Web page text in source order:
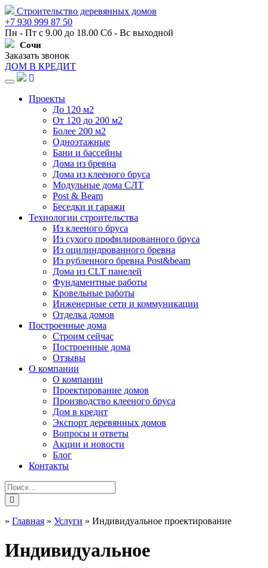
Строительство деревянных домов
+7 930 999 87 50
Пн - Пт с 9.00 до 18.00 Сб - Вс выходной
Сочи
Заказать звонок
ДОМ В КРЕДИТ
Навигация
Проекты
До 120 м2
От 120 до 200 м2
Более 200 м2
Одноэтажные
Бани и бассейны
Дома из бревна
Дома из клееного бруса
Модульные дома СЛТ
Post & Beam
Беседки и гаражи
Технологии строительства
Из клееного бруса
Из сухого профилированного бруса
Из оцилиндрованного бревна
Из рубленного бревна Post&beam
Дома из CLT панелей
Фундаментные работы
Кровельные работы
Инженерные сети и коммуникации
Отделка домов
Построенные дома
Строим сейчас
Построенные дома
Отзывы
О компании
О компании
Проектирование домов
Производство клееного бруса
Дом в кредит
Экспорт деревянных домов
Вопросы и ответы
Акции и новости
Блог
Контакты
» Главная » Услуги » Индивидуальное проектирование
Индивидуальное